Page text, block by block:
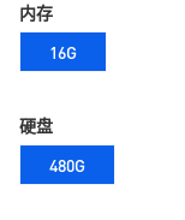
内存
16G
硬盘
480G